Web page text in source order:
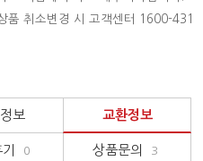
품 취소변경 시 고객센터 1600-431
보 교환정보
0 상품문의 3